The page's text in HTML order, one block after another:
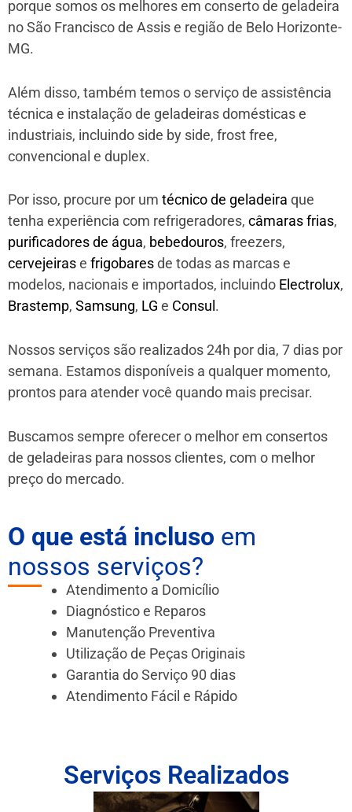
porque somos os melhores em conserto de geladeira
no São Francisco de Assis e região de Belo Horizonte-
MG.
Além disso, também temos o serviço de assistência
técnica e instalação de geladeiras domésticas e
industriais, incluindo side by side, frost free,
convencional e duplex.
Por isso, procure por um técnico de geladeira que
tenha experiência com refrigeradores, câmaras frias,
purificadores de água, bebedouros, freezers,
cervejeirase frigobaresde todas as marcas e
modelos, nacionais e importados, incluindo Electrolux,
Brastemp, Samsung, LG e Consul .
Nossos serviços são realizados 24h por dia, 7 dias por
semana. Estamos disponíveis a qualquer momento,
prontos para atender você quando mais precisar.
Buscamos sempre oferecer o melhor em consertos
de geladeiras para nossos clientes, com o melhor
preço do mercado.
O que está incluso em
nossos serviços?
Atendimento a Domicílio
Diagnóstico e Reparos
Manutenção Preventiva
Utilização de Peças Originais
Garantia do Serviço 90 dias
Atendimento Fácil e Rápido
Serviços Realizados